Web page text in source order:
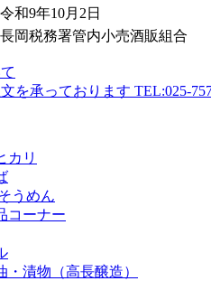
令和9年10月2日
長岡税務署管内小売酒販組合
カリ
うめん
コーナー
漬物（高長醸造）